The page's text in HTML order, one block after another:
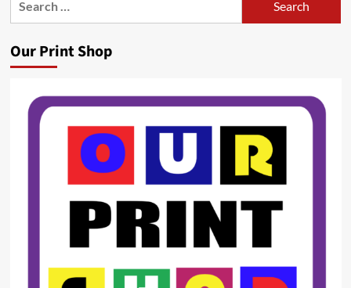
Our Print Shop